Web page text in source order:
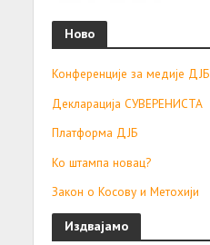
Ново
Конференције за медије ДЈБ
Декларација СУВЕРЕНИСТА
Платформа ДЈБ
Ко штампа новац?
Закон о Косову и Метохији
Издвајамо